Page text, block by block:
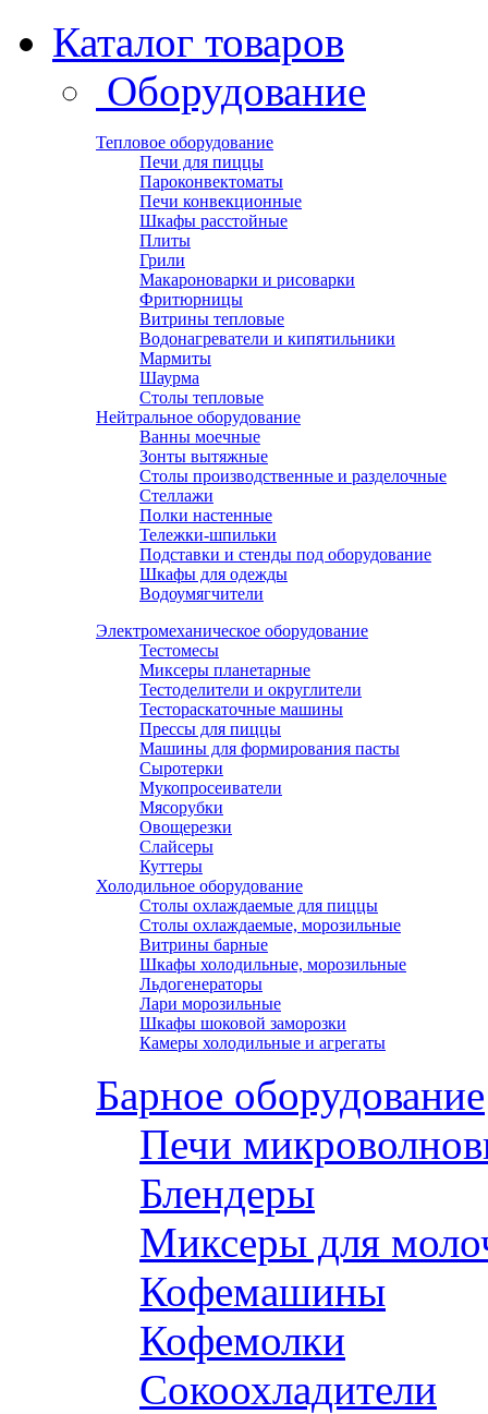
Каталог товаров
Оборудование
Тепловое оборудование
Печи для пиццы
Пароконвектоматы
Печи конвекционные
Шкафы расстойные
Плиты
Грили
Макароноварки и рисоварки
Фритюрницы
Витрины тепловые
Водонагреватели и кипятильники
Мармиты
Шаурма
Столы тепловые
Нейтральное оборудование
Ванны моечные
Зонты вытяжные
Столы производственные и разделочные
Стеллажи
Полки настенные
Тележки-шпильки
Подставки и стенды под оборудование
Шкафы для одежды
Водоумягчители
Электромеханическое оборудование
Тестомесы
Миксеры планетарные
Тестоделители и округлители
Тестораскаточные машины
Прессы для пиццы
Машины для формирования пасты
Сыротерки
Мукопросеиватели
Мясорубки
Овощерезки
Слайсеры
Куттеры
Холодильное оборудование
Столы охлаждаемые для пиццы
Столы охлаждаемые, морозильные
Витрины барные
Шкафы холодильные, морозильные
Льдогенераторы
Лари морозильные
Шкафы шоковой заморозки
Камеры холодильные и агрегаты
Барное оборудование
Печи
Блендеры
Миксеры для
Кофемашины
Кофемолки
Сокоохладители